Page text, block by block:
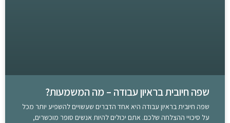
שפה חיובית בראיון עבודה – מה המשמעות?
שפה חיובית בראיון עבודה היא אחד הדברים שעשויים להשפיע יותר מכל
על סיכויי ההצלחה שלכם. אתם יכולים להיות אנשים סופר מוכשרים,